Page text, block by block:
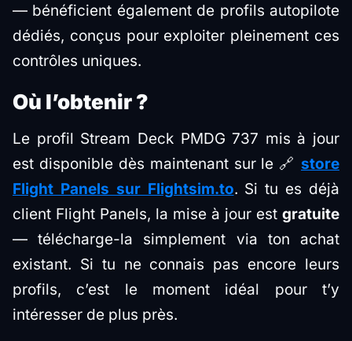
— bénéficient également de profils autopilote
dédiés, conçus pour exploiter pleinement ces
contrôles uniques.
Où l’obtenir ?
Le profil Stream Deck PMDG 737 mis à jour
est disponible dès maintenant sur le 🔗 store
Flight Panels sur Flightsim.to. Si tu es déjà
client Flight Panels, la mise à jour est gratuite
— télécharge-la simplement via ton achat
existant. Si tu ne connais pas encore leurs
profils, c’est le moment idéal pour t’y
intéresser de plus près.